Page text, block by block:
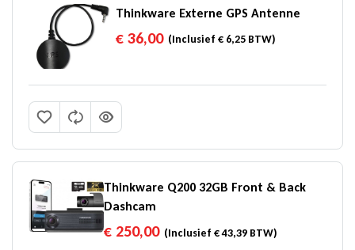
Thinkware Externe GPS Antenne
€ 36,00(Inclusief € 6,25 BTW)
Thinkware Q200 32GB Front & Back
Dashcam
€ 250,00(Inclusief€43,39 BTW)